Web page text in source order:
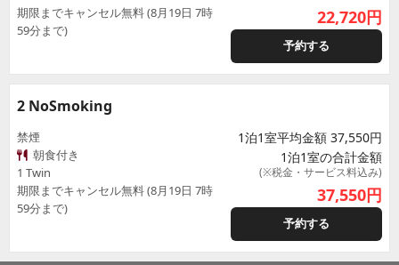
期限までキャンセル無料 (8月19日 7時
59分まで)
22,720円
予約する
2 NoSmoking
禁煙
朝食付き
1 Twin
期限までキャンセル無料 (8月19日 7時
59分まで)
1泊1室平均金額 37,550円
1泊1室の合計金額
(※税金・サービス料込み)
37,550円
予約する